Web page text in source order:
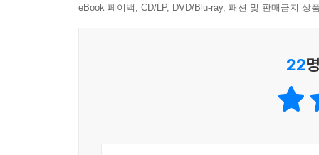
아기가 나오니 정말 열심히 돈을 벌어야겠다는
싶어. 가능하면 육아휴직을 써. 1년 동안 쓰는 게
내면에 존재하는 여성성과, 수많은 타자들
한 번 더” 실패할 것임을 예견하고, 두 번째 페미
페미니즘은 구체적이지 않고서는 관통할 수 없는
eBook 페이백, CD/LP, DVD/Blu-ray, 패션 및 판매금지 상
22